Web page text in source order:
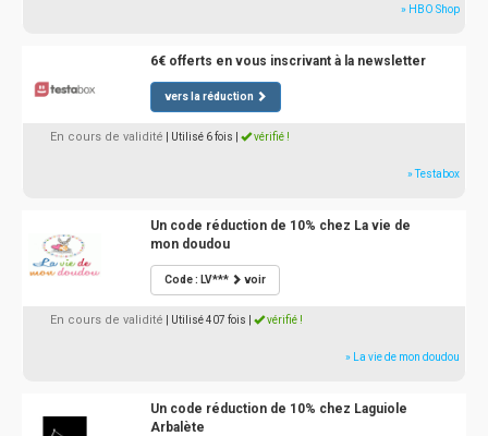
» HBO Shop
6€ offerts en vous inscrivant à la newsletter
vers la réduction
En cours de validité | Utilisé 6 fois vérifié !
» Testabox
Un code réduction de 10% chez La vie de
mon doudou
Code : LV*** voir
En cours de validité | Utilisé 407 fois vérifié !
» La vie de mon doudou
Un code réduction de 10% chez Laguiole
Arbalète